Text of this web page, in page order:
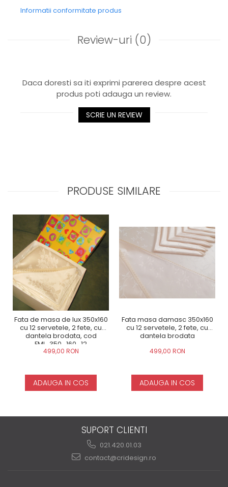
Informatii conformitate produs
Review-uri (0)
Daca doresti sa iti exprimi parerea despre acest
produs poti adauga un review.
SCRIE UN REVIEW
PRODUSE SIMILARE
Fata de masa de lux 350x160
cu 12 servetele, 2 fete, cu
dantela brodata, cod
FMI_350_160_12
499,00 RON
ADAUGA IN COS
Fata masa damasc 350x160
cu 12 servetele, 2 fete, cu
dantela brodata
499,00 RON
ADAUGA IN COS
SUPORT CLIENTI
021.420.01.03
contact@cridesign.ro